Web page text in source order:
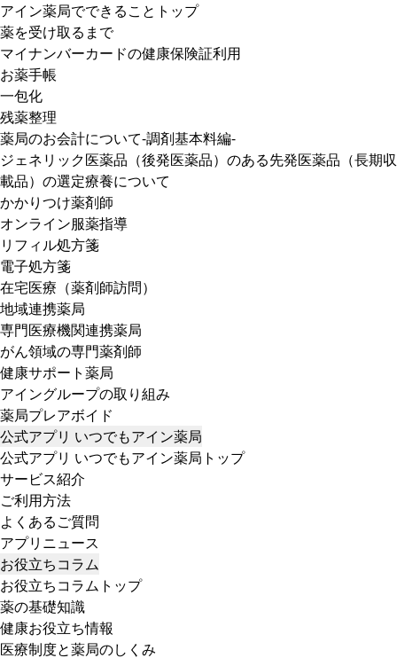
アイン薬局でできることトップ
薬を受け取るまで
マイナンバーカードの健康保険証利用
お薬手帳
一包化
残薬整理
薬局のお会計について-調剤基本料編-
ジェネリック医薬品（後発医薬品）のある先発医薬品（長期収
載品）の選定療養について
かかりつけ薬剤師
オンライン服薬指導
リフィル処方箋
電子処方箋
在宅医療（薬剤師訪問）
地域連携薬局
専門医療機関連携薬局
がん領域の専門薬剤師
健康サポート薬局
アイングループの取り組み
薬局プレアボイド
公式アプリ いつでもアイン薬局
公式アプリ いつでもアイン薬局トップ
サービス紹介
ご利用方法
よくあるご質問
アプリニュース
お役立ちコラム
お役立ちコラムトップ
薬の基礎知識
健康お役立ち情報
医療制度と薬局のしくみ